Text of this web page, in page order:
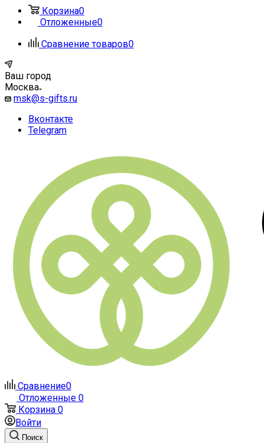
Корзина0
Отложенные0
Сравнение товаров0
Ваш город
Москва
msk@s-gifts.ru
Вконтакте
Telegram
Сравнение0
Отложенные 0
Корзина 0
Войти
Поиск